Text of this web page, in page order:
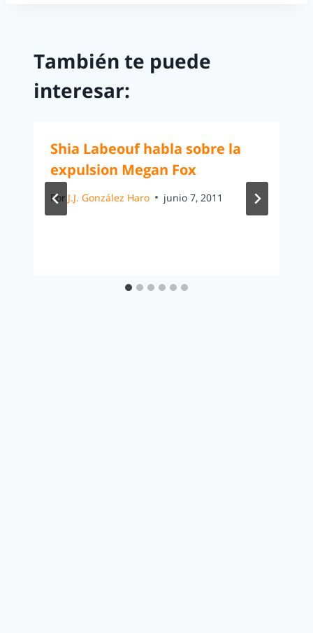
También te puede
interesar:
Shia Labeouf habla sobre la
expulsion Megan Fox
Por J.J. González Haro junio 7, 2011